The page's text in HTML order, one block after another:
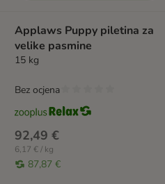
Applaws Puppy piletina za
velike pasmine
15 kg
92,49 €
6,17 € / kg
87,87 €
Bez ocjena